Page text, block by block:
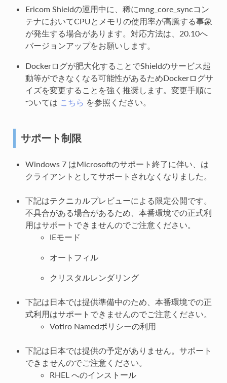
Ericom Shieldの運用中に、稀にmng_core_syncコン
テナにおいてCPUとメモリの使用率が高騰する事象
が発生する場合があります。対応方法は、20.10へ
バージョンアップをお願いします。
Dockerログが肥大化することでShieldのサービス起
動等ができなくなる可能性があるためDockerログサ
イズを変更することを強く推奨します。変更手順に
ついては こちら を参照ください。
サポート制限
Windows 7 はMicrosoftのサポート終了に伴い、は
クライアントとしてサポートされなくなりました。
下記はテクニカルプレビューによる限定公開です。
不具合がある場合があるため、本番環境での正式利
用はサポートできませんのでご注意ください。
IEモード
オートフィル
クリスタルレンダリング
下記は日本では提供準備中のため、本番環境での正
式利用はサポートできませんのでご注意ください。
Votiro Namedポリシーの利用
下記は日本では提供の予定がありません。サポート
できませんのでご注意ください。
RHEL へのインストール